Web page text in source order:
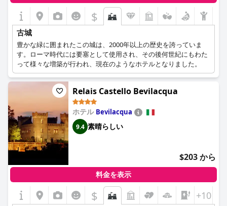
$
古城
豊かな緑に囲まれたこの城は、2000年以上の歴史を誇っていま
す。ローマ時代には要塞として使用され、その後何世紀にもわた
って様々な増築が行われ、現在のようなホテルとなりました。
Relais Castello Bevilacqua
ホテル Bevilacqua
9.4 素晴らしい
$203 から
料金を表示
$ +10